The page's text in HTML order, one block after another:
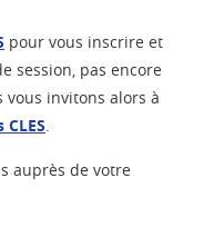
pour vous inscrire et
session, pas encore
invitons alors à
.
auprès de votre